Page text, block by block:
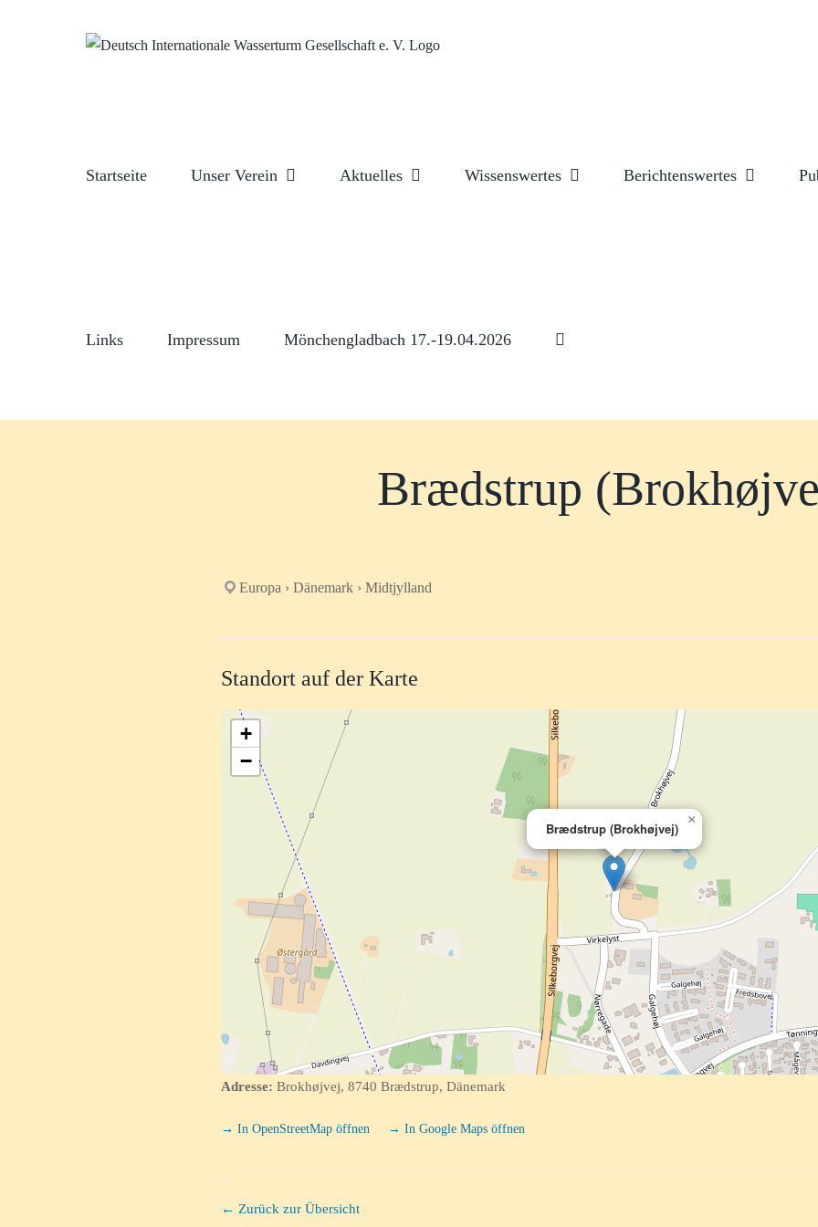
Startseite Unser Verein Aktuelles Wissenswertes Berichtenswertes
Links Impressum Mönchengladbach 17.-19.04.2026
Brædstrup
Europa › Dänemark › Midtjylland
Standort auf der Karte
Brædstrup (Brokhøjvej)
×
+
−
Adresse: Brokhøjvej, 8740 Brædstrup, Dänemark
→ In OpenStreetMap öffnen → In Google Maps öffnen
← Zurück zur Übersicht